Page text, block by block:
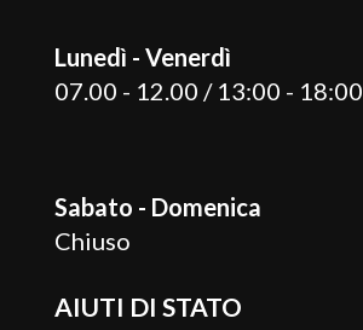
Lunedì - Venerdì
07.00 - 12.00 / 13:00 - 18:00
Sabato - Domenica
Chiuso
AIUTI DI STATO